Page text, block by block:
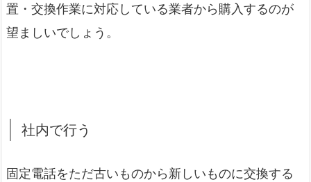
置・交換作業に対応している業者から購入するのが
望ましいでしょう。
社内で行う
固定電話をただ古いものから新しいものに交換する